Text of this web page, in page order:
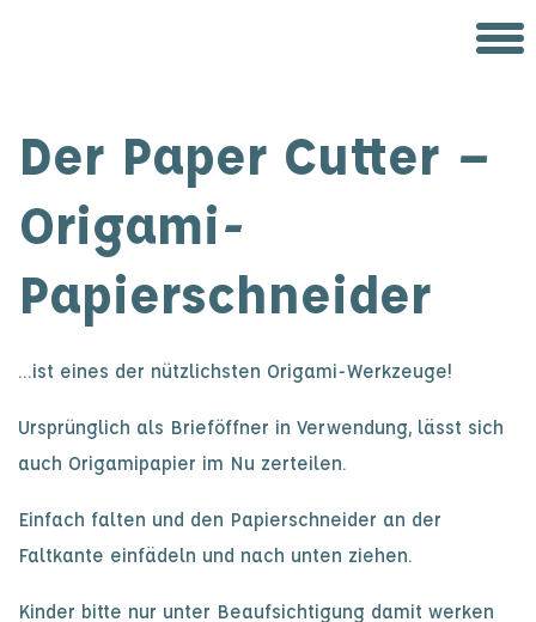
Der Paper Cutter –
Origami-
Papierschneider
…ist eines der nützlichsten Origami-Werkzeuge!
Ursprünglich als Brieföffner in Verwendung, lässt sich
auch Origamipapier im Nu zerteilen.
Einfach falten und den Papierschneider an der
Faltkante einfädeln und nach unten ziehen.
Kinder bitte nur unter Beaufsichtigung damit werken